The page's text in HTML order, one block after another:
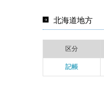
北海道地方
区分
記帳